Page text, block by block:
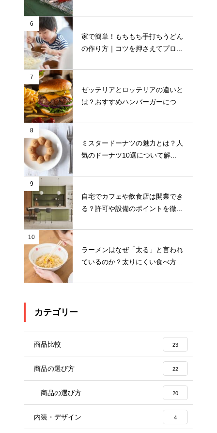
6
家で簡単！もちもち手打ちうどん
の作り方｜コツを押さえてプロ...
7
ゼッテリアとロッテリアの違いと
は？おすすめハンバーガーにつ...
8
ミスタードーナツの魅力とは？人
気のドーナツ10選について解...
9
自宅でカフェや飲食店は開業でき
る？許可や設備のポイントを徹...
10
ラーメンはなぜ「太る」と言われ
ているのか？太りにくい食べ方...
カテゴリー
商品比較 23
商品の選び方 22
商品の選び方 20
内装・デザイン 4